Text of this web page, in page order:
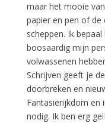
maar het mooie
papier en pen of de
scheppen. Ik
boosaardig mijn
volwassenen
Schrijven geeft je
doorbreken en
Fantasierijkdom en
nodig. Ik ben erg